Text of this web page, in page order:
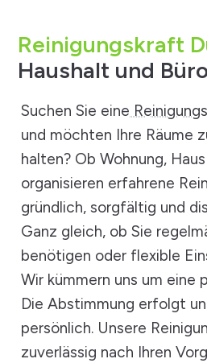
Reinigungskraft
Haushalt und Büro
Suchen Sie eine
und möchten Ihre Räume
halten? Ob Wohnung,
organisieren erfahrene
gründlich, sorgfältig und
Ganz gleich, ob Sie
benötigen oder flexible
Wir kümmern uns um eine
Die Abstimmung erfolgt
persönlich. Unsere
zuverlässig nach Ihren